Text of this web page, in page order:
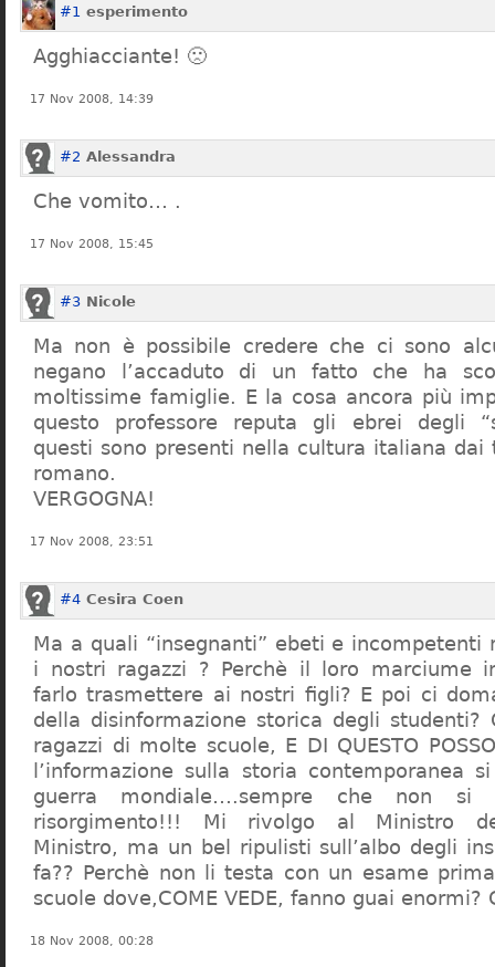
#1 esperimento
Agghiacciante! 🙁
17 Nov 2008, 14:39
#2 Alessandra
Che vomito… .
17 Nov 2008, 15:45
#3 Nicole
Ma non è possibile credere che ci sono
negano l’accaduto di un fatto che ha
moltissime famiglie. E la cosa ancora più
questo professore reputa gli ebrei degli
questi sono presenti nella cultura italiana dai
romano.
VERGOGNA!
17 Nov 2008, 23:51
#4 Cesira Coen
Ma a quali “insegnanti” ebeti e
i nostri ragazzi ? Perchè il loro marciume
farlo trasmettere ai nostri figli? E poi ci
della disinformazione storica degli
ragazzi di molte scuole, E DI QUESTO POSSO
l’informazione sulla storia contemporanea
guerra mondiale….sempre che non
risorgimento!!! Mi rivolgo al Ministro
Ministro, ma un bel ripulisti sull’albo degli
fa?? Perchè non li testa con un esame
scuole dove,COME VEDE, fanno guai enormi?
18 Nov 2008, 00:28